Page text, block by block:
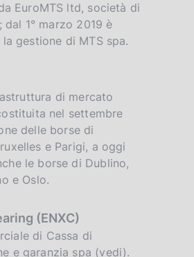
EuroMTS ltd, società di
1° marzo 2019 è
gestione di MTS spa.
di mercato
nel settembre
delle borse di
e Parigi, a oggi
le borse di Dublino,
e Oslo.
(ENXC)
di Cassa di
e garanzia spa (vedi).